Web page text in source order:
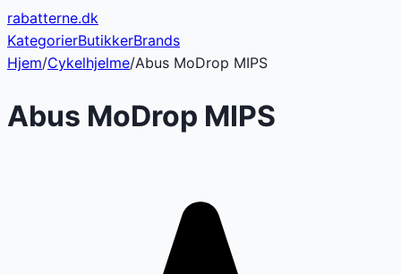
rabatterne.dk
KategorierButikkerBrands
Hjem/Cykelhjelme/Abus MoDrop MIPS
Abus MoDrop MIPS